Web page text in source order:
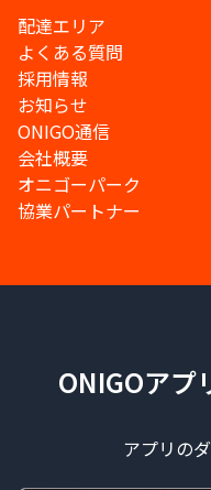
配達エリア
よくある質問
採用情報
お知らせ
ONIGO通信
会社概要
オニゴーパーク
協業パートナー
ONIGOアプ
アプリの